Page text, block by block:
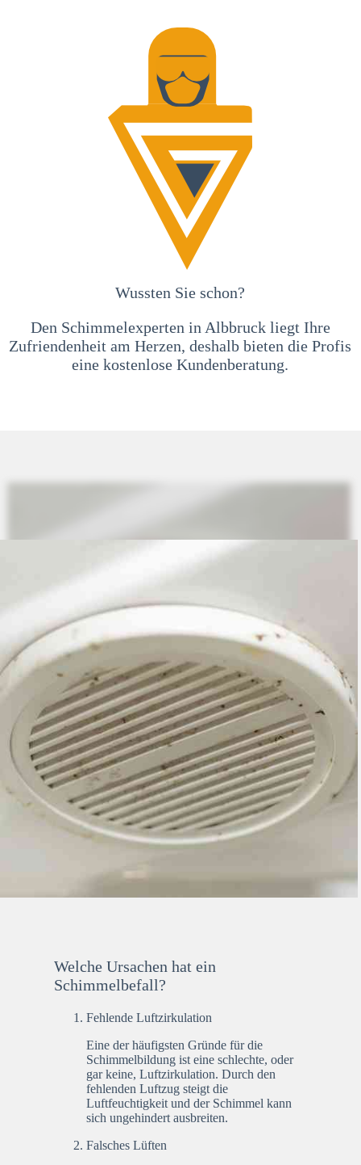
Wussten Sie schon?
Den Schimmelexperten in Albbruck liegt Ihre
Zufriendenheit am Herzen, deshalb bieten die Profis
eine kostenlose Kundenberatung.
Welche Ursachen hat ein
Schimmelbefall?
Fehlende Luftzirkulation
Eine der häufigsten Gründe für die
Schimmelbildung ist eine schlechte, oder
gar keine, Luftzirkulation. Durch den
fehlenden Luftzug steigt die
Luftfeuchtigkeit und der Schimmel kann
sich ungehindert ausbreiten.
Falsches Lüften